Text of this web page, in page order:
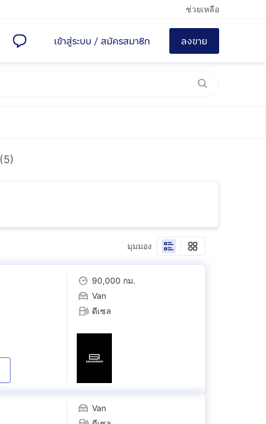
ช่วยเหลือ
เข้าสู่ระบบ / สมัครสมาชิก ลงขาย
(5)
มุมมอง
90,000 กม.
Van
ดีเซล
Van